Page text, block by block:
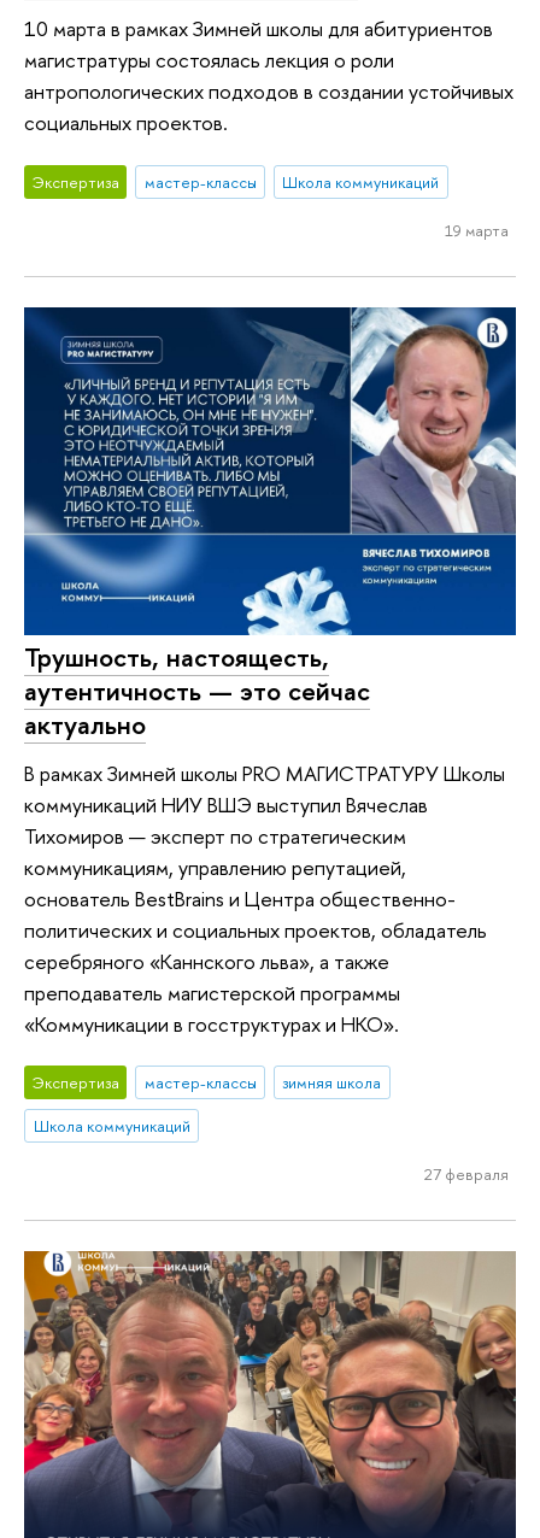
10 марта в рамках Зимней школы для абитуриентов
магистратуры состоялась лекция о роли
антропологических подходов в создании устойчивых
социальных проектов.
Экспертиза мастер-классы Школа коммуникаций
19 марта
Трушность, настоящесть,
аутентичность — это сейчас
актуально
В рамках Зимней школы PRO МАГИСТРАТУРУ Школы
коммуникаций НИУ ВШЭ выступил Вячеслав
Тихомиров — эксперт по стратегическим
коммуникациям, управлению репутацией,
основатель BestBrains и Центра общественно-
политических и социальных проектов, обладатель
серебряного «Каннского льва», а также
преподаватель магистерской программы
«Коммуникации в госструктурах и НКО».
Экспертиза мастер-классы
зимняя школа
Школа коммуникаций
27 февраля